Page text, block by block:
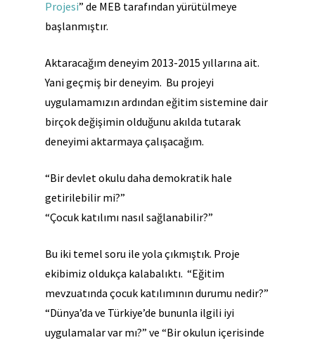
Projesi” de MEB tarafından yürütülmeye
başlanmıştır.
Aktaracağım deneyim 2013-2015 yıllarına ait.
Yani geçmiş bir deneyim. Bu projeyi
uygulamamızın ardından eğitim sistemine dair
birçok değişimin olduğunu akılda tutarak
deneyimi aktarmaya çalışacağım.
“Bir devlet okulu daha demokratik hale
getirilebilir mi?”
“Çocuk katılımı nasıl sağlanabilir?”
Bu iki temel soru ile yola çıkmıştık. Proje
ekibimiz oldukça kalabalıktı. “Eğitim
mevzuatında çocuk katılımının durumu nedir?”
“Dünya’da ve Türkiye’de bununla ilgili iyi
uygulamalar var mı?” ve “Bir okulun içerisinde